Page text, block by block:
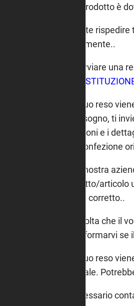
Se il prodotto è
Dovrete
inizialmente..
Per avviare una
LA
Se il tuo reso
hai bisogno, ti
istruzioni e i
loro confezione
Se la nostra
prodotto/articolo
valore corretto..
Una volta che il
per informarvi
Se il tuo reso
originale.
È necessario